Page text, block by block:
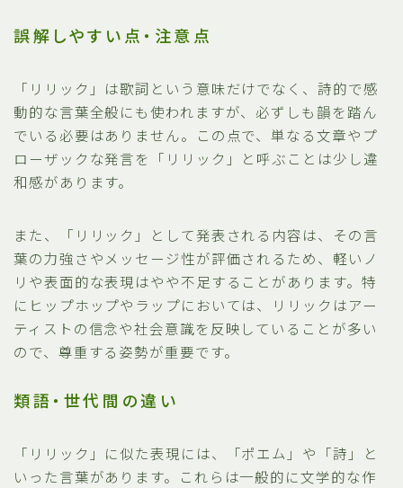
誤解しやすい点・注意点
「リリック」は歌詞という意味だけでなく、詩的で感
動的な言葉全般にも使われますが、必ずしも韻を踏ん
でいる必要はありません。この点で、単なる文章やプ
ローザックな発言を「リリック」と呼ぶことは少し違
和感があります。
また、「リリック」として発表される内容は、その言
葉の力強さやメッセージ性が評価されるため、軽いノ
リや表面的な表現はやや不足することがあります。特
にヒップホップやラップにおいては、リリックはアー
ティストの信念や社会意識を反映していることが多い
ので、尊重する姿勢が重要です。
類語・世代間の違い
「リリック」に似た表現には、「ポエム」や「詩」と
いった言葉があります。これらは一般的に文学的な作